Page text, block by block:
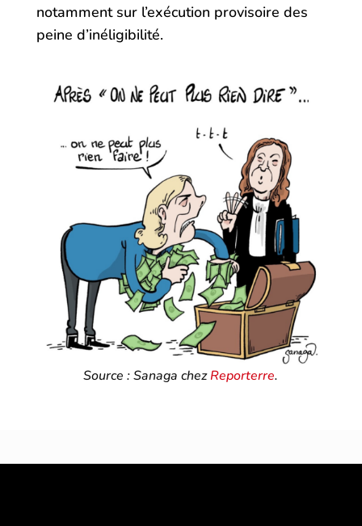
notamment sur l’exécution provisoire des
peine d’inéligibilité.
Source : Sanaga chezReporterre.